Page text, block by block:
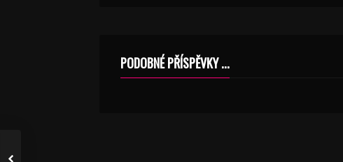
PODOBNÉ PŘÍSPĚVKY ...